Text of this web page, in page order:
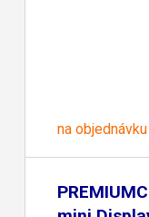
na objednávku